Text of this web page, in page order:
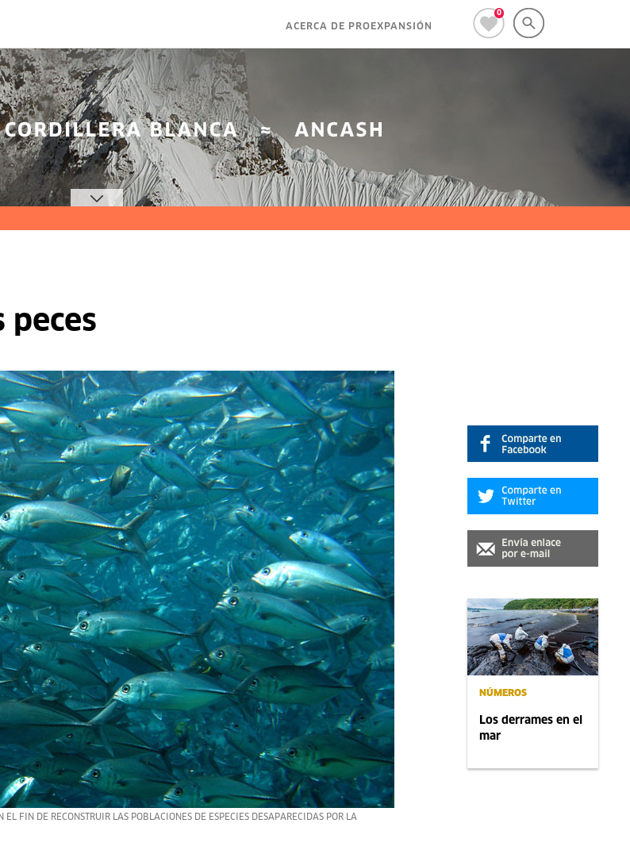
0
ACERCA DE PROEXPANSIÓN
NÚMEROS
Los derrames en el
mar
peces
FIN DE RECONSTRUIR LAS POBLACIONES DE ESPECIES DESAPARECIDAS POR LA